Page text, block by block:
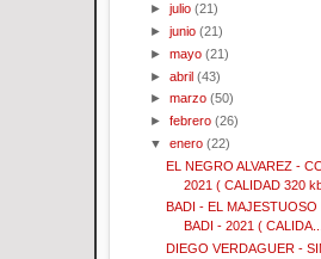
►julio (21)
►junio (21)
►mayo (21)
►abril (43)
►marzo (50)
►febrero (26)
▼enero (22)
EL NEGRO ALVAREZ -
2021 ( CALIDAD 320
BADI - EL
BADI - 2021 ( CALIDA...
DIEGO VERDAGUER -